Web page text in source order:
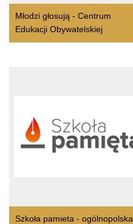
Młodzi głosują - Centrum
Edukacji Obywatelskiej
Szkoła pamieta - ogólnopolska